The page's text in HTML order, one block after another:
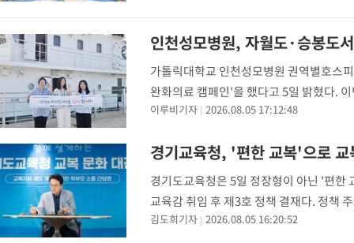
-13607초 전 >[단독]중수청 지원 검사들, 정원 초과 시 낮은 계급 임용…희망
갈 수도
-11578초 전 >낮 최고 37도 찜통더위…곳곳 소나기·강원 많은 비[내일날씨]
-9884초 전 >
SK하이닉스, 용인·청주 팹에 54조 투자…"AI 메모리 수요 선
응"
-6740초 전 >여자배구 이재영·이다영 자매, 아제르바이잔 투란VC 입단
-5993초 전 >외국인 심판 성 접대 7경기 들여다보니…한국 축구 '5승 2무'
-5727초 전 >[속보]코스닥, 2.86포인트(0.36%) 내린 798.81마감
-5680초 전 >[속보]코스피, 6200선 약보합…0.60% 내린 6258.77에 마쳐
-5660초 전 >[속보]원·달러 환율, 7.7원 내린 1416.1원 마감
-5549초 전 >[속보] 노원서 40.1도 관측…서울, 2018년 이후 첫 40도
-2639초 전 >[속보]종합특검, '계엄 수용공간 확보' 신용해 前교정본부장 기
-1512초 전 >외신들도 주목한 韓축구 파문…"국민적 공분에 수사 재개"
인천성모병원, 자월도·승봉도
가톨릭대학교 인천성모병원 권역별호스
완화의료 캠페인'을 했다고 5일 밝혔다.
관련 정보를 제공하고 생애말기 돌봄에
이루비기자 2026.08.05 17:12:48
경기교육청, '편한 교복'으로 교
경기도교육청은 5일 정장형이 아닌 '편한
교육감 취임 후 제3호 정책 결재다. 정책
교복비 부담 완화, 학교 업무 경감 등이다
김도희기자 2026.08.05 16:20:52